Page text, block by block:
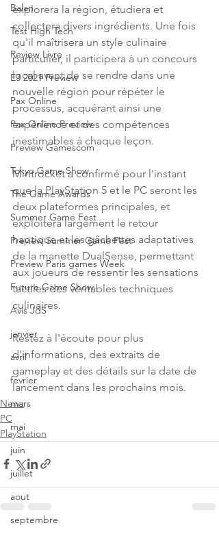
Balan
Test High Tech
Review Livre
E3 2021 Preview
Pax Online
Pax Online Preview
Preview Gamescom
Tokyo Game Show
The Game Awards
Summer Game Fest
Preview Summer Game Fest
Preview Paris games Week
Future Game Show
Avis JdS
janvier
avril
fevrier
mars
mai
juin
juillet
aout
septembre
explorera la région, étudiera et
collectera divers ingrédients. Une fois
qu'il maîtrisera un style culinaire
particulier, il participera à un concours
local avant de se rendre dans une
nouvelle région pour répéter le
processus, acquérant ainsi une
expérience et des compétences
inestimables à chaque leçon.
Mintrocket a confirmé pour l'instant
que la PlayStation 5 et le PC seront les
deux plateformes principales, et
exploitera largement le retour
haptique et les gâchettes adaptatives
de la manette DualSense, permettant
aux joueurs de ressentir les sensations
tactiles des véritables techniques
culinaires.
Restez à l'écoute pour plus
d'informations, des extraits de
gameplay et des détails sur la date de
lancement dans les prochains mois.
News
PC
PlayStation